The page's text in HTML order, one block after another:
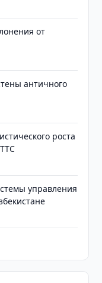
от
античного
роста
управления